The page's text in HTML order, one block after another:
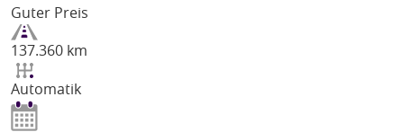
Guter Preis
137.360 km
Automatik